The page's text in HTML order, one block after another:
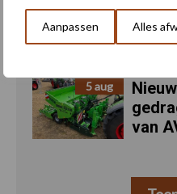
Aanpassen Alles
5 aug
5 aug
van